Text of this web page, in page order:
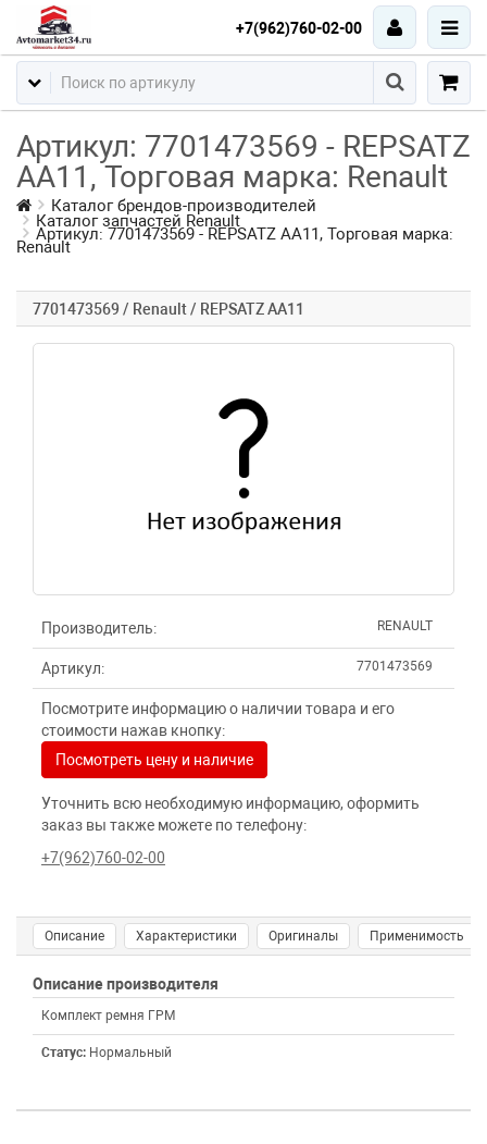
+7(962)760-02-00
Артикул: 7701473569 - REPSATZ
AA11, Торговая марка: Renault
Каталог брендов-производителей
Каталог запчастей Renault
Артикул: 7701473569 - REPSATZ AA11, Торговая марка:
Renault
7701473569 / Renault / REPSATZ AA11
Производитель: RENAULT
Артикул: 7701473569
Посмотрите информацию о наличии товара и его
стоимости нажав кнопку:
Посмотреть цену и наличие
Уточнить всю необходимую информацию, оформить
заказ вы также можете по телефону:
+7(962)760-02-00
Описание Характеристики Оригиналы Применимость
Описание производителя
Комплект ремня ГРМ
Статус: Нормальный